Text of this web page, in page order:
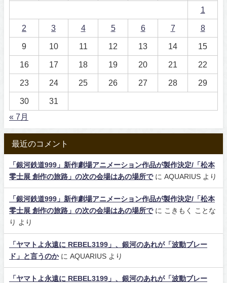
1
2 3 4 5 6 7 8
9 10 11 12 13 14 15
16 17 18 19 20 21 22
23 24 25 26 27 28 29
30
31
« 7月
最近のコメント
「銀河鉄道999」新作劇場アニメーション作品が製作決定/「松本
零士展 創作の旅路」の次の会場はあの場所でに AQUARIUS より
「銀河鉄道999」新作劇場アニメーション作品が製作決定/「松本
零士展 創作の旅路」の次の会場はあの場所でに こきもく ことな
り
より
「ヤマトよ永遠に REBEL3199」、銀河のあれが「波動ブレー
ド」と言うのかに AQUARIUS より
「ヤマトよ永遠に REBEL3199」、銀河のあれが「波動ブレー